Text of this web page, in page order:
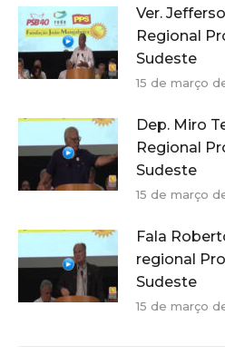
Ver.
Regional
Sudeste
15 de março
Dep. Miro
Regional
Sudeste
15 de março
Fala
regional
Sudeste
15 de março